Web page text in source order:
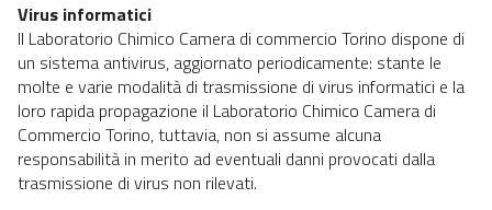
Virus informatici
Il Laboratorio Chimico Camera di commercio Torino dispone di
un sistema antivirus, aggiornato periodicamente: stante le
molte e varie modalità di trasmissione di virus informatici e la
loro rapida propagazione il Laboratorio Chimico Camera di
Commercio Torino, tuttavia, non si assume alcuna
responsabilità in merito ad eventuali danni provocati dalla
trasmissione di virus non rilevati.